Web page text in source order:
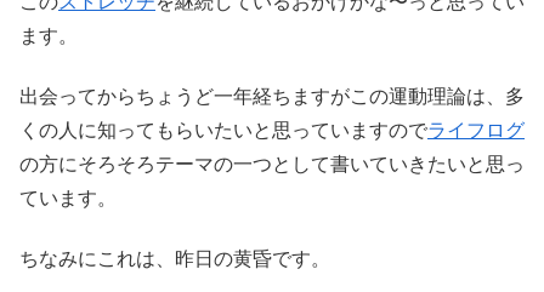
ます。
出会ってからちょうど一年経ちますがこの運動理論は、多
くの人に知ってもらいたいと思っていますのでライフログ
の方にそろそろテーマの一つとして書いていきたいと思っ
ています。
ちなみにこれは、昨日の黄昏です。